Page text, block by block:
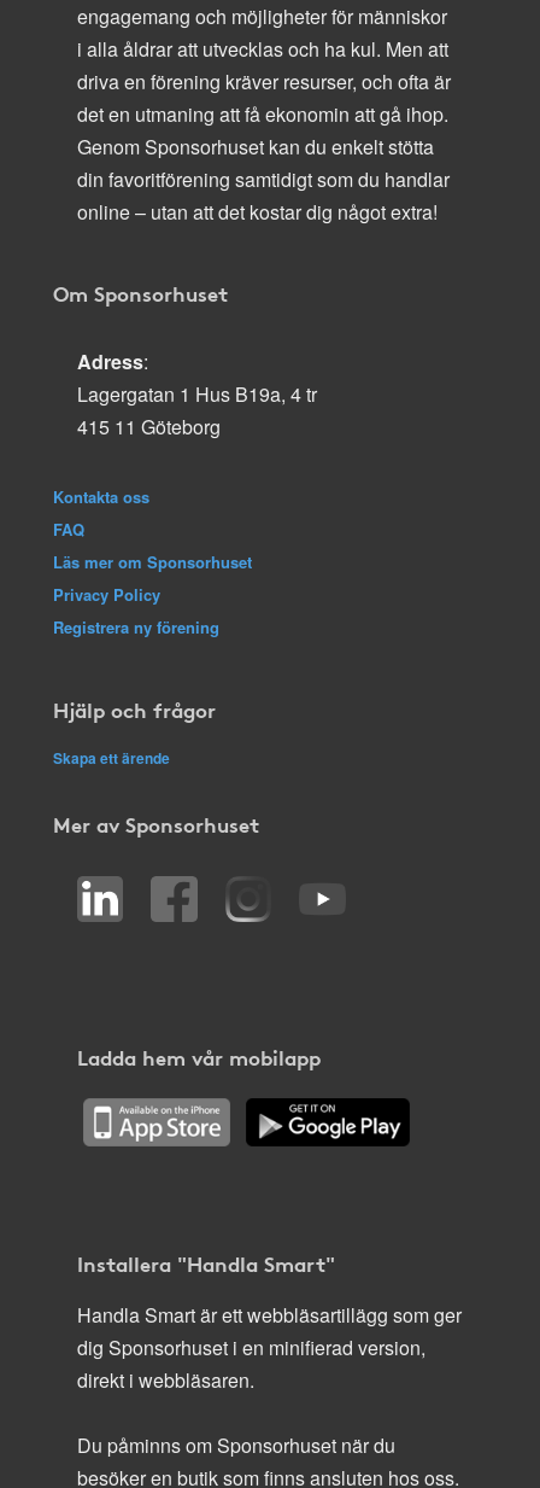
engagemang och möjligheter för människor
i alla åldrar att utvecklas och ha kul. Men att
driva en förening kräver resurser, och ofta är
det en utmaning att få ekonomin att gå ihop.
Genom Sponsorhuset kan du enkelt stötta
din favoritförening samtidigt som du handlar
online – utan att det kostar dig något extra!
Om Sponsorhuset
Adress:
Lagergatan 1 Hus B19a, 4 tr
415 11 Göteborg
Kontakta oss
FAQ
Läs mer om Sponsorhuset
Privacy Policy
Registrera ny förening
Hjälp och frågor
Skapa ett ärende
Mer av Sponsorhuset
Ladda hem vår mobilapp
Installera "Handla Smart"
Handla Smart är ett webbläsartillägg som ger
dig Sponsorhuset i en minifierad version,
direkt i webbläsaren.
Du påminns om Sponsorhuset när du
besöker en butik som finns ansluten hos oss.